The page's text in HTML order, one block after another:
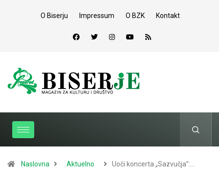
O Biserju Impressum O BZK Kontakt
Naslovna Aktuelno Uoči koncerta „Sazvučja”:…